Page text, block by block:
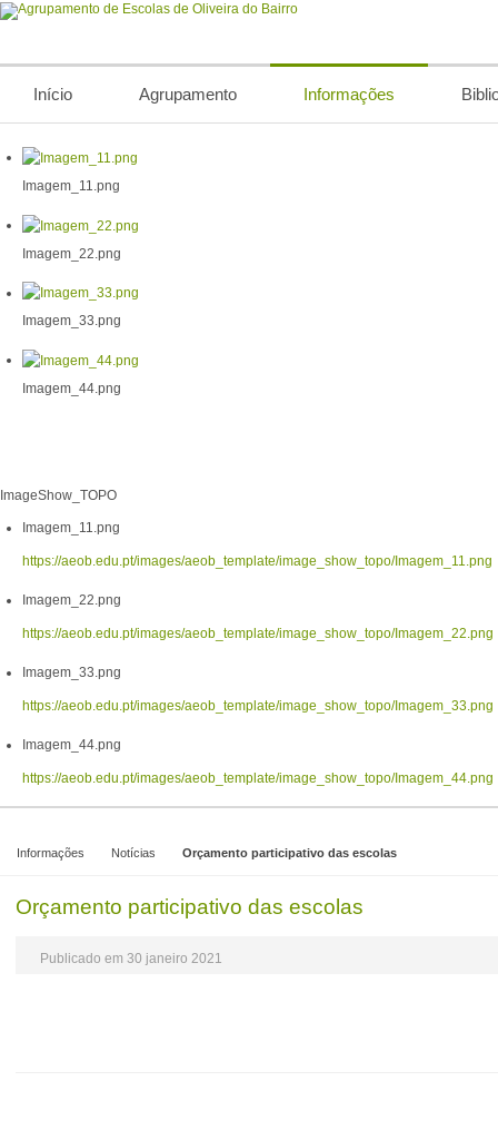
Início Agrupamento Informações
Imagem_11.png
Imagem_22.png
Imagem_33.png
Imagem_44.png
ImageShow_TOPO
Imagem_11.png
https://aeob.edu.pt/images/aeob_template/image_show_topo/Imagem_11.png
Imagem_22.png
https://aeob.edu.pt/images/aeob_template/image_show_topo/Imagem_22.png
Imagem_33.png
https://aeob.edu.pt/images/aeob_template/image_show_topo/Imagem_33.png
Imagem_44.png
https://aeob.edu.pt/images/aeob_template/image_show_topo/Imagem_44.png
Informações Notícias Orçamento participativo das escolas
Orçamento participativo das escolas
Publicado em 30 janeiro 2021